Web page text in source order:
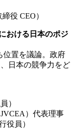
役 CEO）
おける日本のポジ
位置を議論。政府
日本の競争力をど
）
）代表理事
役員）